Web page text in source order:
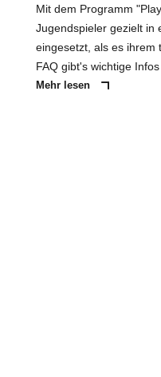
Mit dem Programm
Jugendspieler gezielt in
eingesetzt, als es ihrem
FAQ gibt's wichtige
Mehr lesen